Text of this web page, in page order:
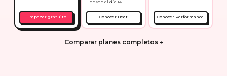
Empezar gratuito
desde el día 14
Conocer Beat Conocer Performance
Comparar planes completos →